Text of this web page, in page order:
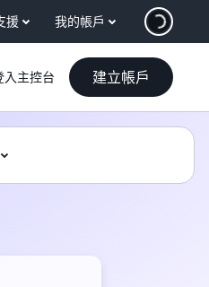
援 我的帳戶
入主控台 建立帳戶